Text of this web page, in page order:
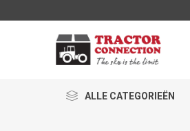
ALLE CATEGORIEËN